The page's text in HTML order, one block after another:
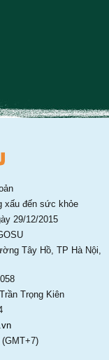
xấu đến sức khỏe
29/12/2015
Tây Hồ, TP Hà Nội,
Trọng Kiên